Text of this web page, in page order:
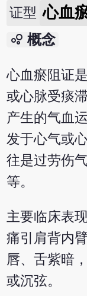
证型 心血
bubble_chart 概念
心血瘀阻证
或心脉受痰
产生的气血
发于心气或
往是过劳伤
等。
主要临床表
痛引肩背内
唇、舌紫暗
或沉弦。